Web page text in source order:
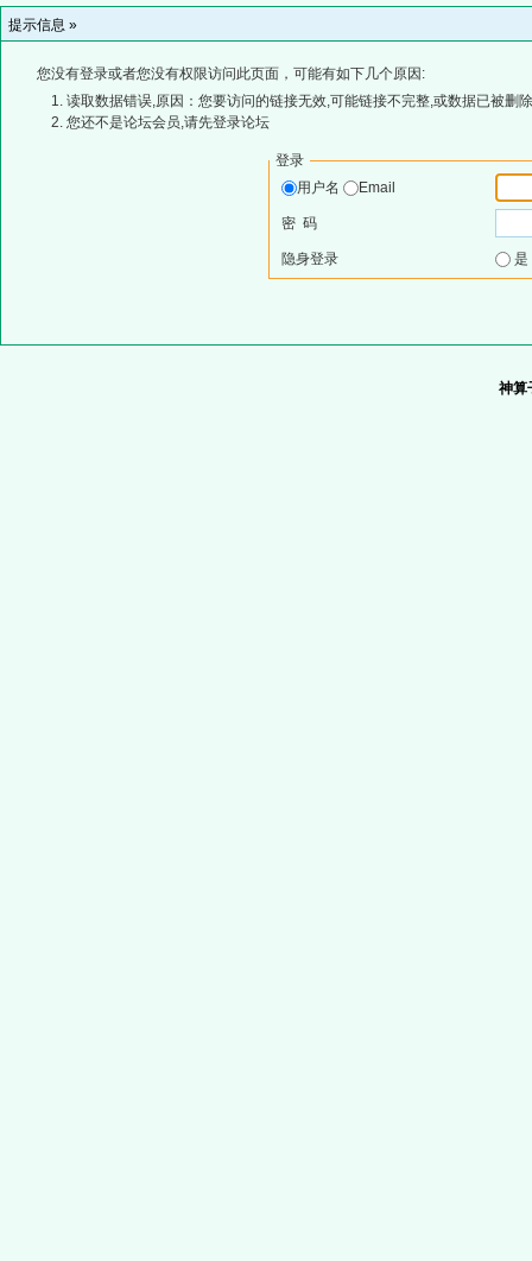
提示信息 »
您没有登录或者您没有权限访问此页面，可能有如下几个原因:
读取数据错误,原因：您要访问的链接无效,可能链接不完整,或数据已被删
您还不是论坛会员,请先登录论坛
登录
用户名
Email
密 码
隐身登录
神算